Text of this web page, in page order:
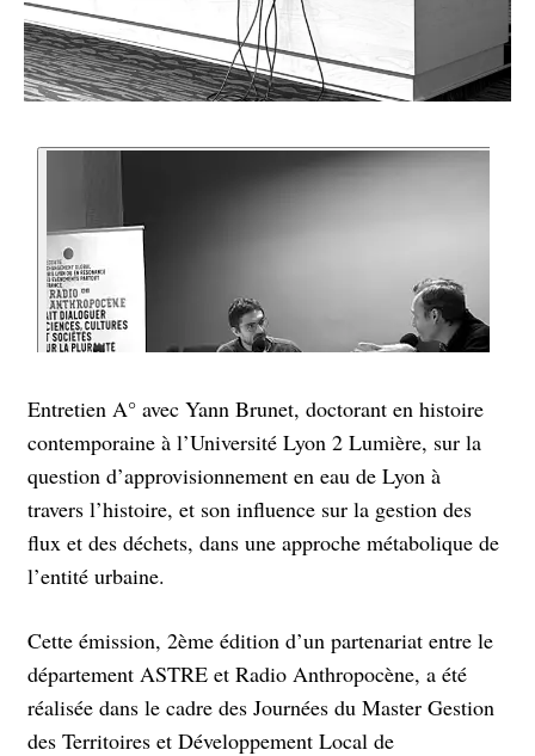
Entretien A° avec Yann Brunet, doctorant en histoire
contemporaine à l’Université Lyon 2 Lumière, sur la
question d’approvisionnement en eau de Lyon à
travers l’histoire, et son influence sur la gestion des
flux et des déchets, dans une approche métabolique de
l’entité urbaine.
Cette émission, 2ème édition d’un partenariat entre le
département ASTRE et Radio Anthropocène, a été
réalisée dans le cadre des Journées du Master Gestion
des Territoires et Développement Local de